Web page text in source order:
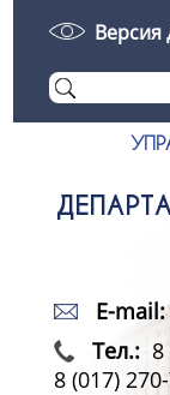
Версия
E-mail:
Тел.:8
8 (017)